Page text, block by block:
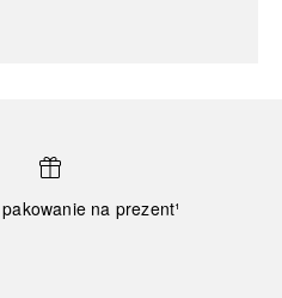
na prezent¹